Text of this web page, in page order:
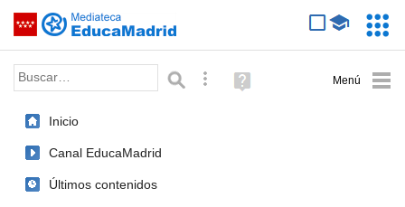
Saltar navegación
Palabra o frase: Búsqueda avanzada
Ayuda
(en
Inicio
Canal EducaMadrid
Últimos contenidos